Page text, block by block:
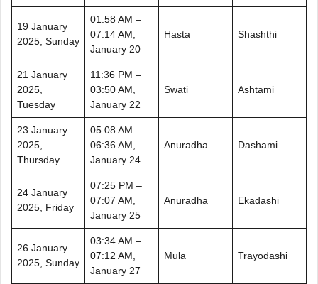
19 January
2025, Sunday
01:58 AM –
07:14 AM,
January 20
Hasta Shashthi
21 January
2025,
Tuesday
11:36 PM –
03:50 AM,
January 22
Swati Ashtami
23 January
2025,
Thursday
05:08 AM –
06:36 AM,
January 24
Anuradha Dashami
24 January
2025, Friday
07:25 PM –
07:07 AM,
January 25
Anuradha Ekadashi
26 January
2025, Sunday
03:34 AM –
07:12 AM,
January 27
Mula Trayodashi